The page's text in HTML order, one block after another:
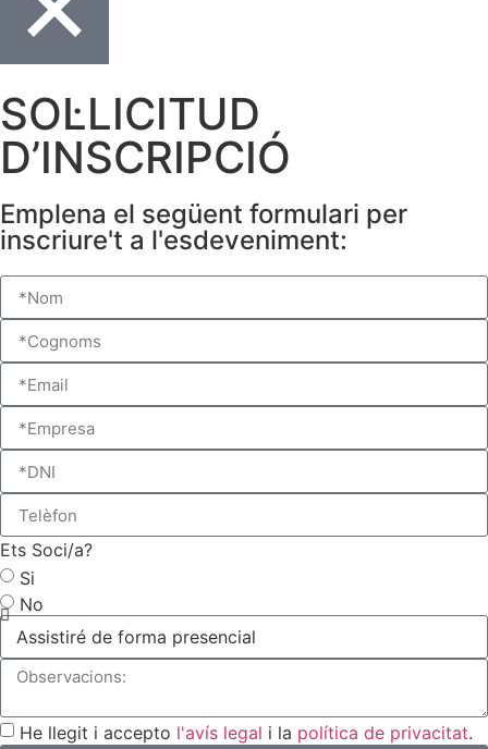
SOL·LICITUD
D’INSCRIPCIÓ
Emplena el següent formulari per
inscriure't a l'esdeveniment:
Ets Soci/a?
Si
No
He llegit i accepto l'avís legal i la política de privacitat.